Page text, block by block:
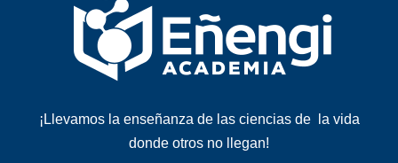
¡Llevamos la enseñanza de las ciencias de la vida
donde otros no llegan!